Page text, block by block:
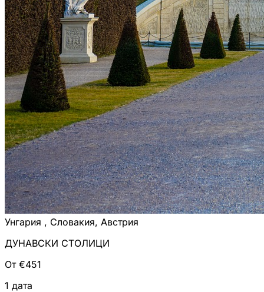
Унгария , Словакия, Австрия
ДУНАВСКИ СТОЛИЦИ
От €451
1 дата